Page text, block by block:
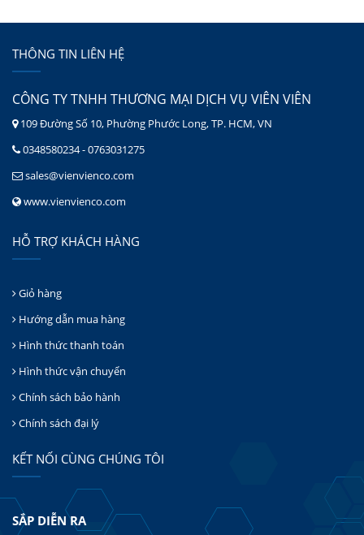
THÔNG TIN LIÊN HỆ
CÔNG TY TNHH THƯƠNG MẠI DỊCH VỤ VIÊN VIÊN
109 Đường Số 10, Phường Phước Long, TP. HCM, VN
0348580234 - 0763031275
sales@vienvienco.com
www.vienvienco.com
HỖ TRỢ KHÁCH HÀNG
Giỏ hàng
Hướng dẫn mua hàng
Hình thức thanh toán
Hình thức vận chuyển
Chính sách bảo hành
Chính sách đại lý
KẾT NỐI CÙNG CHÚNG TÔI
SẮP DIỄN RA